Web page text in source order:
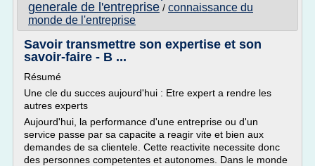
generale de l'entreprise / connaissance du
monde de l'entreprise
Savoir transmettre son expertise et son
savoir-faire - B ...
Résumé
Une cle du succes aujourd'hui : Etre expert a rendre les
autres experts
Aujourd'hui, la performance d'une entreprise ou d'un
service passe par sa capacite a reagir vite et bien aux
demandes de sa clientele. Cette reactivite necessite donc
des personnes competentes et autonomes. Dans le monde